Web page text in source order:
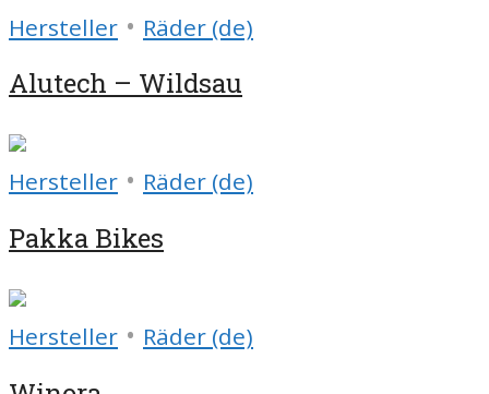
Hersteller • Räder (de)
Alutech – Wildsau
Hersteller • Räder (de)
Pakka Bikes
Hersteller • Räder (de)